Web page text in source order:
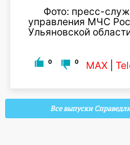
Фото: пресс-
управления МЧС
Ульяновской
0 0 MAX
Все выпуски